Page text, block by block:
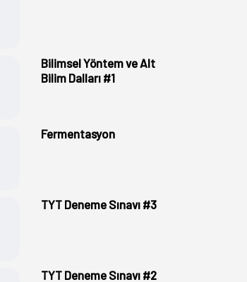
Bilimsel Yöntem ve Alt
Bilim Dalları #1
Fermentasyon
TYT Deneme Sınavı #3
TYT Deneme Sınavı #2